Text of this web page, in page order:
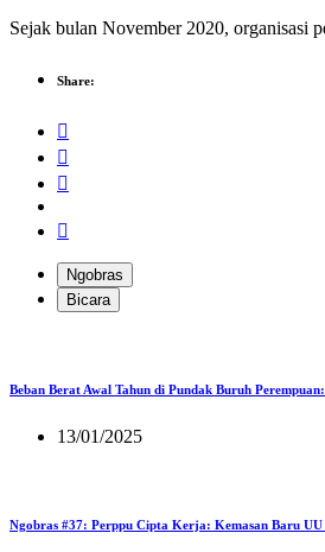
Sejak bulan November 2020, organisasi
Share:
Ngobras
Bicara
Beban Berat Awal Tahun di Pundak Buruh
13/01/2025
Ngobras #37: Perppu Cipta Kerja: Kemasan Baru